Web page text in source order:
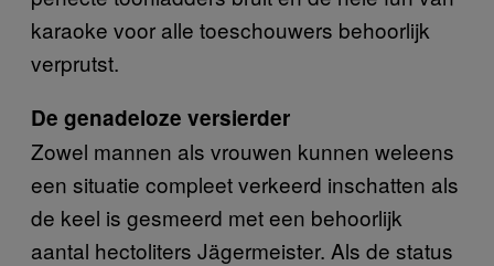
karaoke voor alle toeschouwers behoorlijk
verprutst.
De genadeloze versierder
Zowel mannen als vrouwen kunnen weleens
een situatie compleet verkeerd inschatten als
de keel is gesmeerd met een behoorlijk
aantal hectoliters Jägermeister. Als de status